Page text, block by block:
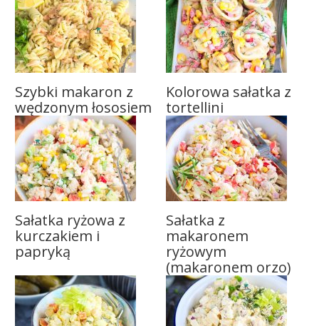
Szybki makaron z
wędzonym łososiem
Kolorowa sałatka z
tortellini
Sałatka ryżowa z
kurczakiem i
papryką
Sałatka z
makaronem
ryżowym
(makaronem orzo)